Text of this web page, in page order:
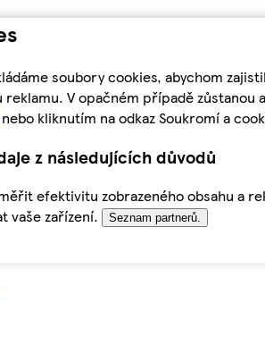
soubory cookies, abychom
V opačném případě
nebo kliknutím na odkaz Soukromí a
z následujících důvodů
efektivitu zobrazeného obsahu a
vaše zařízení.
Seznam partnerů.